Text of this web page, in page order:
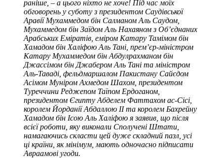
раніше, – а цього ніхто не хоче! Під час моїх
обговорень у суботу з президентом Саудівської
Аравії Мухаммедом бін Салманом Аль Саудом,
Мухаммедом бін Заїдом Аль Нахаяном з Об’єднаних
Арабських Еміратів, еміром Катару Тамімом бін
Хамадом бін Халіфою Аль Тані, прем’єр-міністром
Катару Мухаммедом бін Абдулрахманом бін
Джассімом бін Джабером Аль Тані та міністром
Аль-Таваді, фельдмаршалом Пакистану Сайєдом
Асімом Муніром Ахмедом Шахом, президентом
Туреччини Реджепом Таїпом Ердоганом,
президентом Єгипту Абделем Фаттахом ас-Сісі,
королем Йорданії Абдаллою II та королем Бахрейну
Хамадом бін Ісою Аль Халіфою я заявив, що після
всієї роботи, яку виконали Сполучені Штати,
намагаючись скласти цей дуже складний пазл, усі
ці країни, як мінімум, мають одночасно підписати
Авраамові угоди.